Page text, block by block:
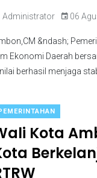
Administrator 06
&ndash;
Ekonomi Daerah
berhasil menjaga
Kota